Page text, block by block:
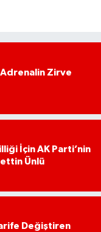
Adrenalin Zirve
İçin AK Parti’nin
Ünlü
Değiştiren